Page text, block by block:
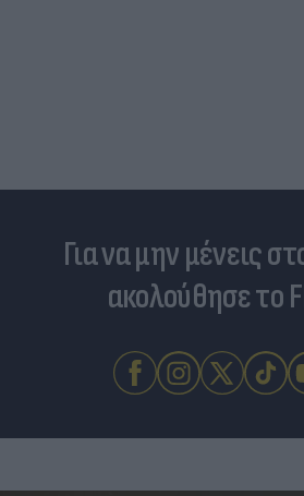
Για να μην μένεις
ακολούθησε το